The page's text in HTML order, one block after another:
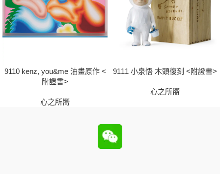
9110 kenz, you&me 油畫原作 <
附證書>
心之所嚮
9111 小泉悟 木頭復刻 <附證書>
心之所嚮